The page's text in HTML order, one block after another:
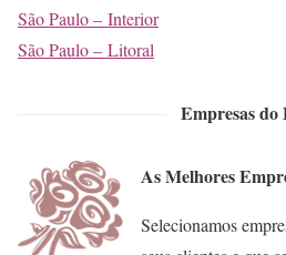
São Paulo – Interior
São Paulo – Litoral
Empresas do
As Melhores
Selecionamos